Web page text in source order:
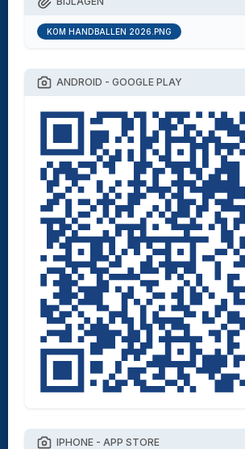
KOM HANDBALLEN 2026.PNG
ANDROID - GOOGLE PLAY
IPHONE - APP STORE